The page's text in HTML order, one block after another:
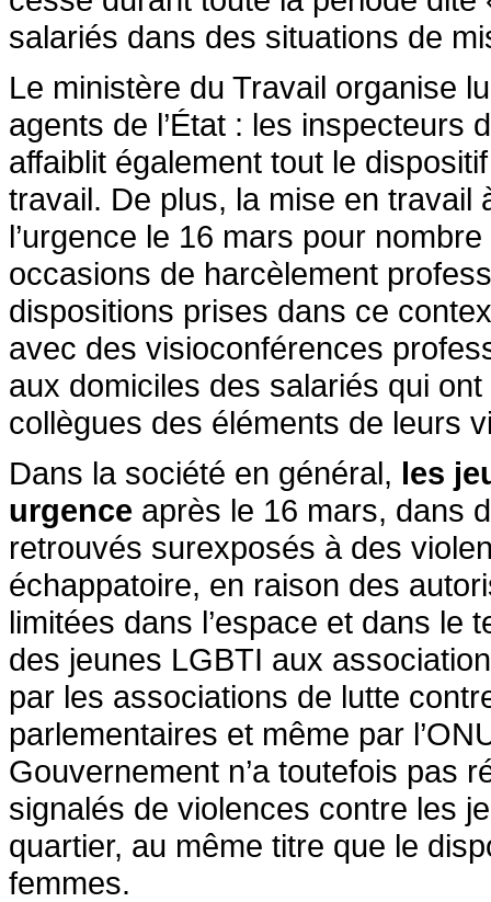
salariés dans des situations de
Le ministère du Travail organise
agents de l’État : les inspecteurs
affaiblit également tout le
travail. De plus, la mise en travail
l’urgence le 16 mars pour
occasions de harcèlement
dispositions prises dans ce
avec des visioconférences
aux domiciles des salariés qui
collègues des éléments de leurs
Dans la société en général, les
urgence après le 16 mars, dans
retrouvés surexposés à des
échappatoire, en raison des
limitées dans l’espace et dans le
des jeunes LGBTI aux
par les associations de lutte
parlementaires et même par
Gouvernement n’a toutefois pas
signalés de violences contre les
quartier, au même titre que le
femmes.